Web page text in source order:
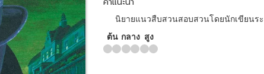
นิยายแนวสืบสวนสอบสวนโดยนักเขียนร
ต้น กลาง สูง